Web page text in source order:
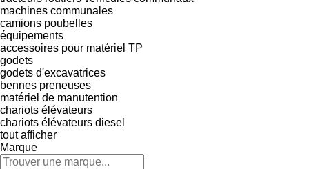
machines communales
camions poubelles
équipements
accessoires pour matériel TP
godets
godets d'excavatrices
bennes preneuses
matériel de manutention
chariots élévateurs
chariots élévateurs diesel
tout afficher
Marque